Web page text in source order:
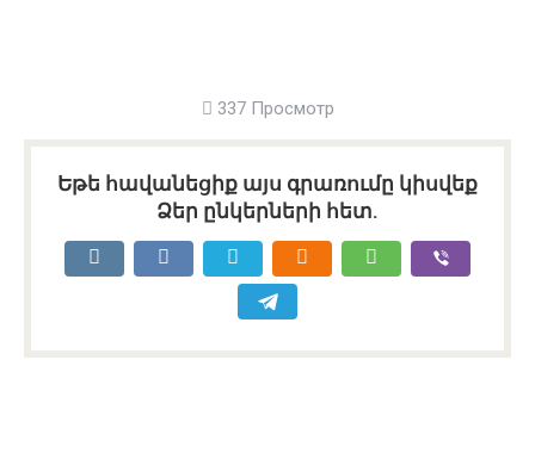
337 Просмотр
Եթե հավանեցիք այս գրառումը կիսվեք
Ձեր ընկերների հետ.